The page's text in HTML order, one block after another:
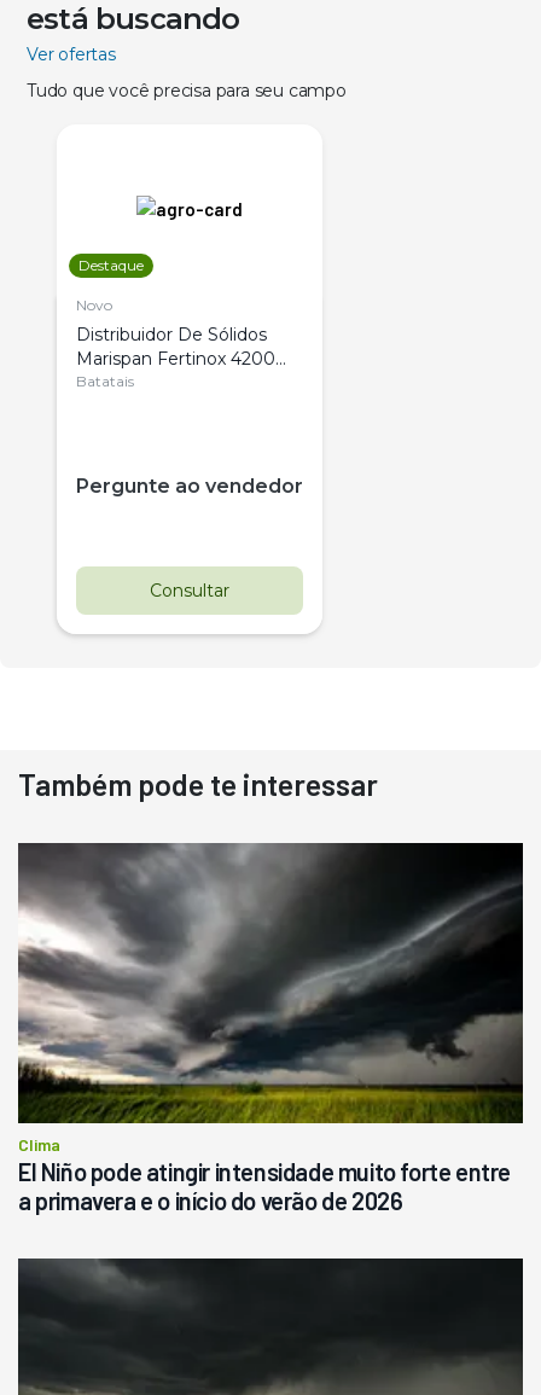
está buscando
Ver ofertas
Tudo que você precisa para seu campo
Destaque
Novo
Distribuidor De Sólidos
Marispan Fertinox 4200
Citrus
Batatais
Pergunte ao vendedor
Consultar
Destaque
Usado
Pá Carregadeira Cat 966
Ano 1987
Londrina
R$ 145.000
Consultar
Também pode te interessar
Clima
El Niño pode atingir intensidade muito forte entre
a primavera e o início do verão de 2026